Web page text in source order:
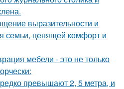
выразительности и
семьи, ценящей комфорт и
мебели - это не только
превышают 2, 5 метра, и